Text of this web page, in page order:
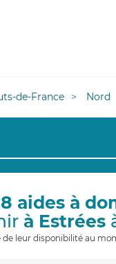
de-France Nord
aides à
à Estrées
de leur disponibilité au